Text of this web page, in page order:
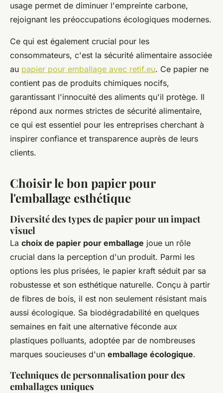
usage permet de diminuer l'empreinte carbone,
rejoignant les préoccupations écologiques modernes.
Ce qui est également crucial pour les
consommateurs, c'est la sécurité alimentaire associée
au papier pour emballage avec retif.eu. Ce papier ne
contient pas de produits chimiques nocifs,
garantissant l'innocuité des aliments qu'il protège. Il
répond aux normes strictes de sécurité alimentaire,
ce qui est essentiel pour les entreprises cherchant à
inspirer confiance et transparence auprès de leurs
clients.
Choisir le bon papier pour
l'emballage esthétique
Diversité des types de papier pour un impact
visuel
La choix de papier pour emballage joue un rôle
crucial dans la perception d'un produit. Parmi les
options les plus prisées, le papier kraft séduit par sa
robustesse et son esthétique naturelle. Conçu à partir
de fibres de bois, il est non seulement résistant mais
aussi écologique. Sa biodégradabilité en quelques
semaines en fait une alternative féconde aux
plastiques polluants, adoptée par de nombreuses
marques soucieuses d'un emballage écologique.
Techniques de personnalisation pour des
emballages uniques